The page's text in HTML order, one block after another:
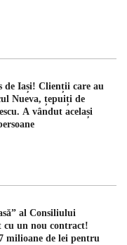
de Iași! Clienții care au
Nueva, țepuiți de
A vândut același
al Consiliului
cu un nou contract!
milioane de lei pentru